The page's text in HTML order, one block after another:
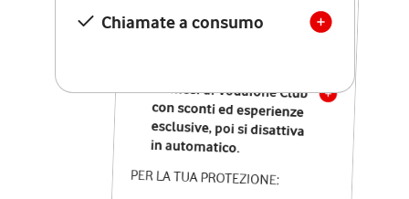
Chiamate a consumo
nazionali
12 mesi di Vodafone Club
con sconti ed esperienze
esclusive, poi si disattiva
in automatico.
PER LA TUA PROTEZIONE: